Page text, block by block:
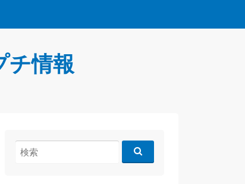
チ情報
検
索: